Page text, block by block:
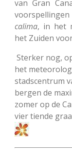
van Gran
calima, in het
het Zuiden
Sterker nog,
het
stadscentrum
bergen de
zomer op de
vier tiende